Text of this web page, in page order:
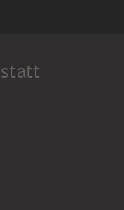
1580, National